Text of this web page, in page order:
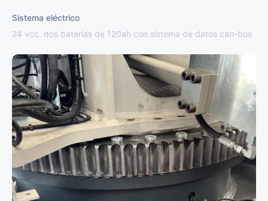
Sistema eléctrico
24 vcc. dos baterías de 120ah con sistema de datos can-bus